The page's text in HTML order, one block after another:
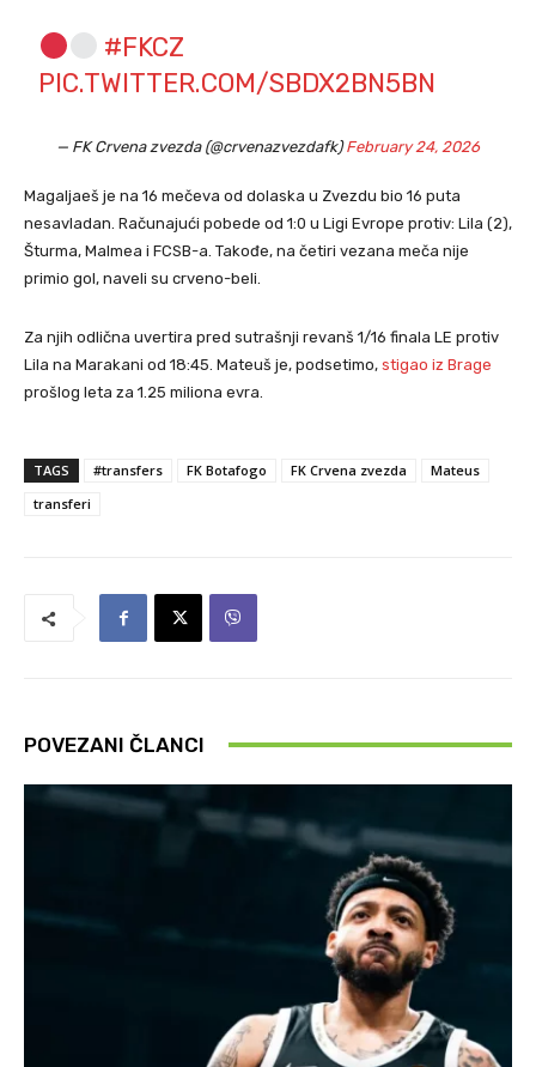
#FKCZ
PIC.TWITTER.COM/SBDX2BN5BN
— FK Crvena zvezda (@crvenazvezdafk)February 24, 2026
Magaljaeš je na 16 mečeva od dolaska u Zvezdu bio 16 puta
nesavladan. Računajući pobede od 1:0 u Ligi Evrope protiv: Lila (2),
Šturma, Malmea i FCSB-a. Takođe, na četiri vezana meča nije
primio gol, naveli su crveno-beli.
Za njih odlična uvertira pred sutrašnji revanš 1/16 finala LE protiv
Lila na Marakani od 18:45. Mateuš je, podsetimo, stigao iz Brage
prošlog leta za 1.25 miliona evra.
TAGS #transfers FK Botafogo FK Crvena zvezda
Mateus
transferi
POVEZANI ČLANCI